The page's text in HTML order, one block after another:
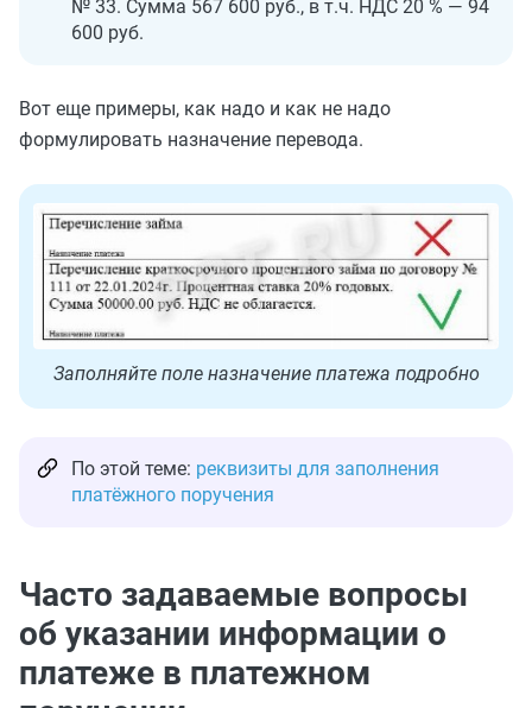
№ 33. Сумма 567 600 руб., в т.ч. НДС 20 % — 94
600 руб.
Вот еще примеры, как надо и как не надо
формулировать назначение перевода.
Заполняйте поле назначение платежа подробно
По этой теме: реквизиты для заполнения
платёжного поручения
Часто задаваемые вопросы
об указании информации о
платеже в платежном